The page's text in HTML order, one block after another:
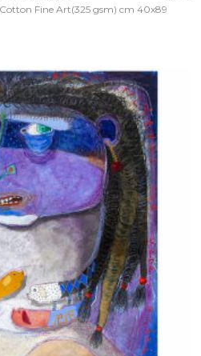
Fine Art(325 gsm) cm 40x89